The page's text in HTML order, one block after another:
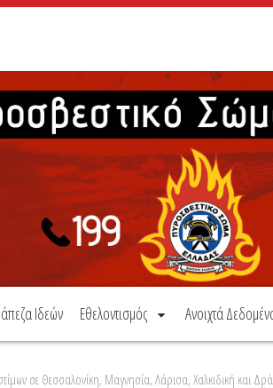
Ιδεών Εθελοντισμός Ανοιχτά
σε Θεσσαλονίκη, Μαγνησία, Λάρισα, Χαλκιδική και